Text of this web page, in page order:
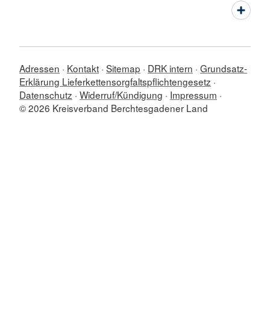
Adressen Kontakt Sitemap DRK intern Grundsatz-
Erklärung Lieferkettensorgfaltspflichtengesetz
Datenschutz Widerruf/Kündigung
Impressum
© 2026 Kreisverband Berchtesgadener Land